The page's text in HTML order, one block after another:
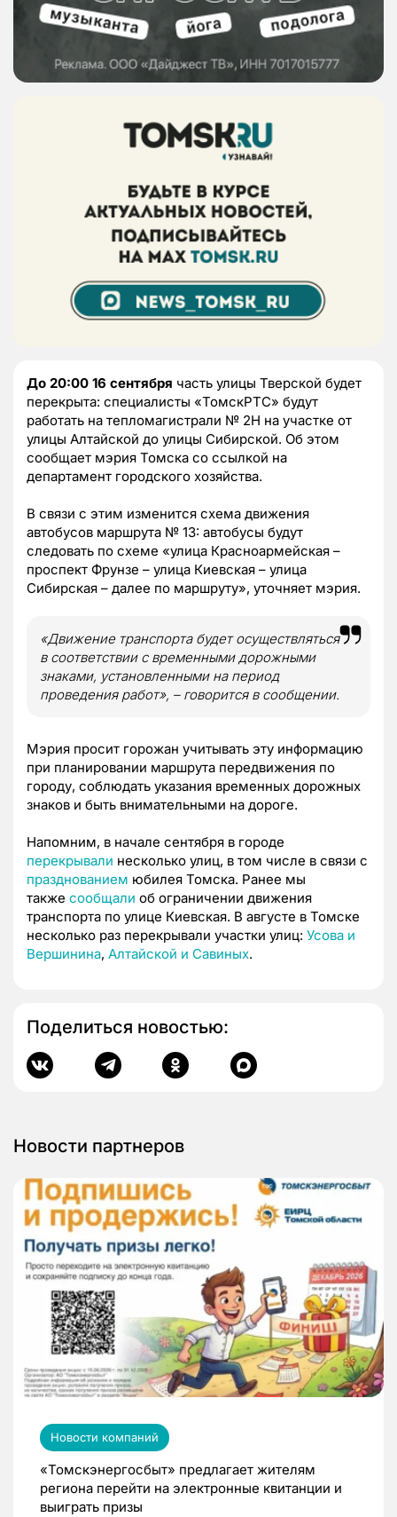
До 20:00 16 сентября часть улицы Тверской будет
перекрыта: специалисты «ТомскРТС» будут
работать на тепломагистрали № 2Н на участке от
улицы Алтайской до улицы Сибирской. Об этом
сообщает мэрия Томска со ссылкой на
департамент городского хозяйства.
В связи с этим изменится схема движения
автобусов маршрута № 13: автобусы будут
следовать по схеме «улица Красноармейская –
проспект Фрунзе – улица Киевская – улица
Сибирская – далее по маршруту», уточняет мэрия.
«Движение транспорта будет осуществляться
в соответствии с временными дорожными
знаками, установленными на период
проведения работ», – говорится в сообщении.
Мэрия просит горожан учитывать эту информацию
при планировании маршрута передвижения по
городу, соблюдать указания временных дорожных
знаков и быть внимательными на дороге.
Напомним, в начале сентября в городе
перекрывали несколько улиц, в том числе в связи с
празднованием юбилея Томска. Ранее мы
также сообщали об ограничении движения
транспорта по улице Киевская. В августе в Томске
несколько раз перекрывали участки улиц: Усова и
Вершинина, Алтайской и Савиных.
Поделиться новостью:
Новости партнеров
Новости компаний
«Томскэнергосбыт» предлагает жителям
региона перейти на электронные квитанции и
выиграть призы